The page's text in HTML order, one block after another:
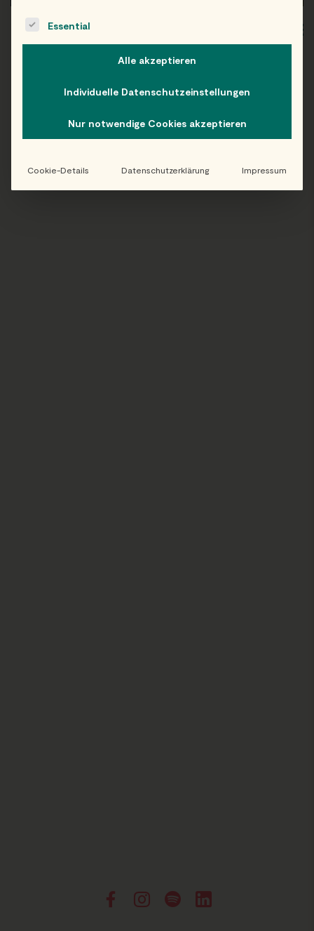
WIEN
Folge uns auf Instagram!
The following is a list of service groups for which consent
Essential
Alle akzeptieren
Individuelle Datenschutzeinstellungen
Nur notwendige Cookies akzeptieren
Cookie-Details Datenschutzerklärung Impressum